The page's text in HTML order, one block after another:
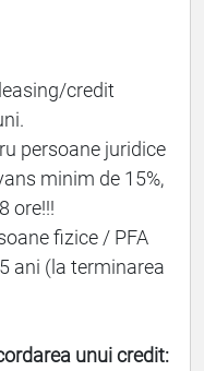
credit
persoane juridice
minim de 15%,
ore!!!
fizice / PFA
ani (la terminarea
unui credit: